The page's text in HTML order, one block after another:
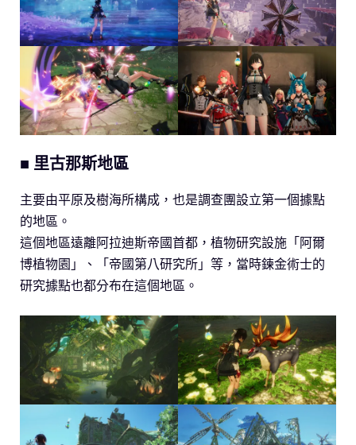
■ 里古那斯地區
主要由平原及樹海所構成，也是調查團設立第一個據點
的地區。
這個地區遠離阿拉迪斯帝國首都，植物研究設施「阿爾
博植物園」、「帝國第八研究所」等，當時鍊金術士的
研究據點也都分布在這個地區。